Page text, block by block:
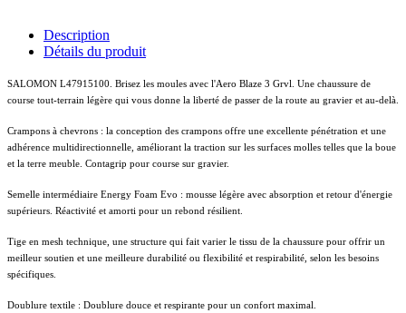
Description
Détails du produit
SALOMON L47915100. Brisez les moules avec l'Aero Blaze 3 Grvl. Une chaussure de
course tout-terrain légère qui vous donne la liberté de passer de la route au gravier et au-delà.
Crampons à chevrons : la conception des crampons offre une excellente pénétration et une
adhérence multidirectionnelle, améliorant la traction sur les surfaces molles telles que la boue
et la terre meuble. Contagrip pour course sur gravier.
Semelle intermédiaire Energy Foam Evo : mousse légère avec absorption et retour d'énergie
supérieurs. Réactivité et amorti pour un rebond résilient.
Tige en mesh technique, une structure qui fait varier le tissu de la chaussure pour offrir un
meilleur soutien et une meilleure durabilité ou flexibilité et respirabilité, selon les besoins
spécifiques.
Doublure textile : Doublure douce et respirante pour un confort maximal.